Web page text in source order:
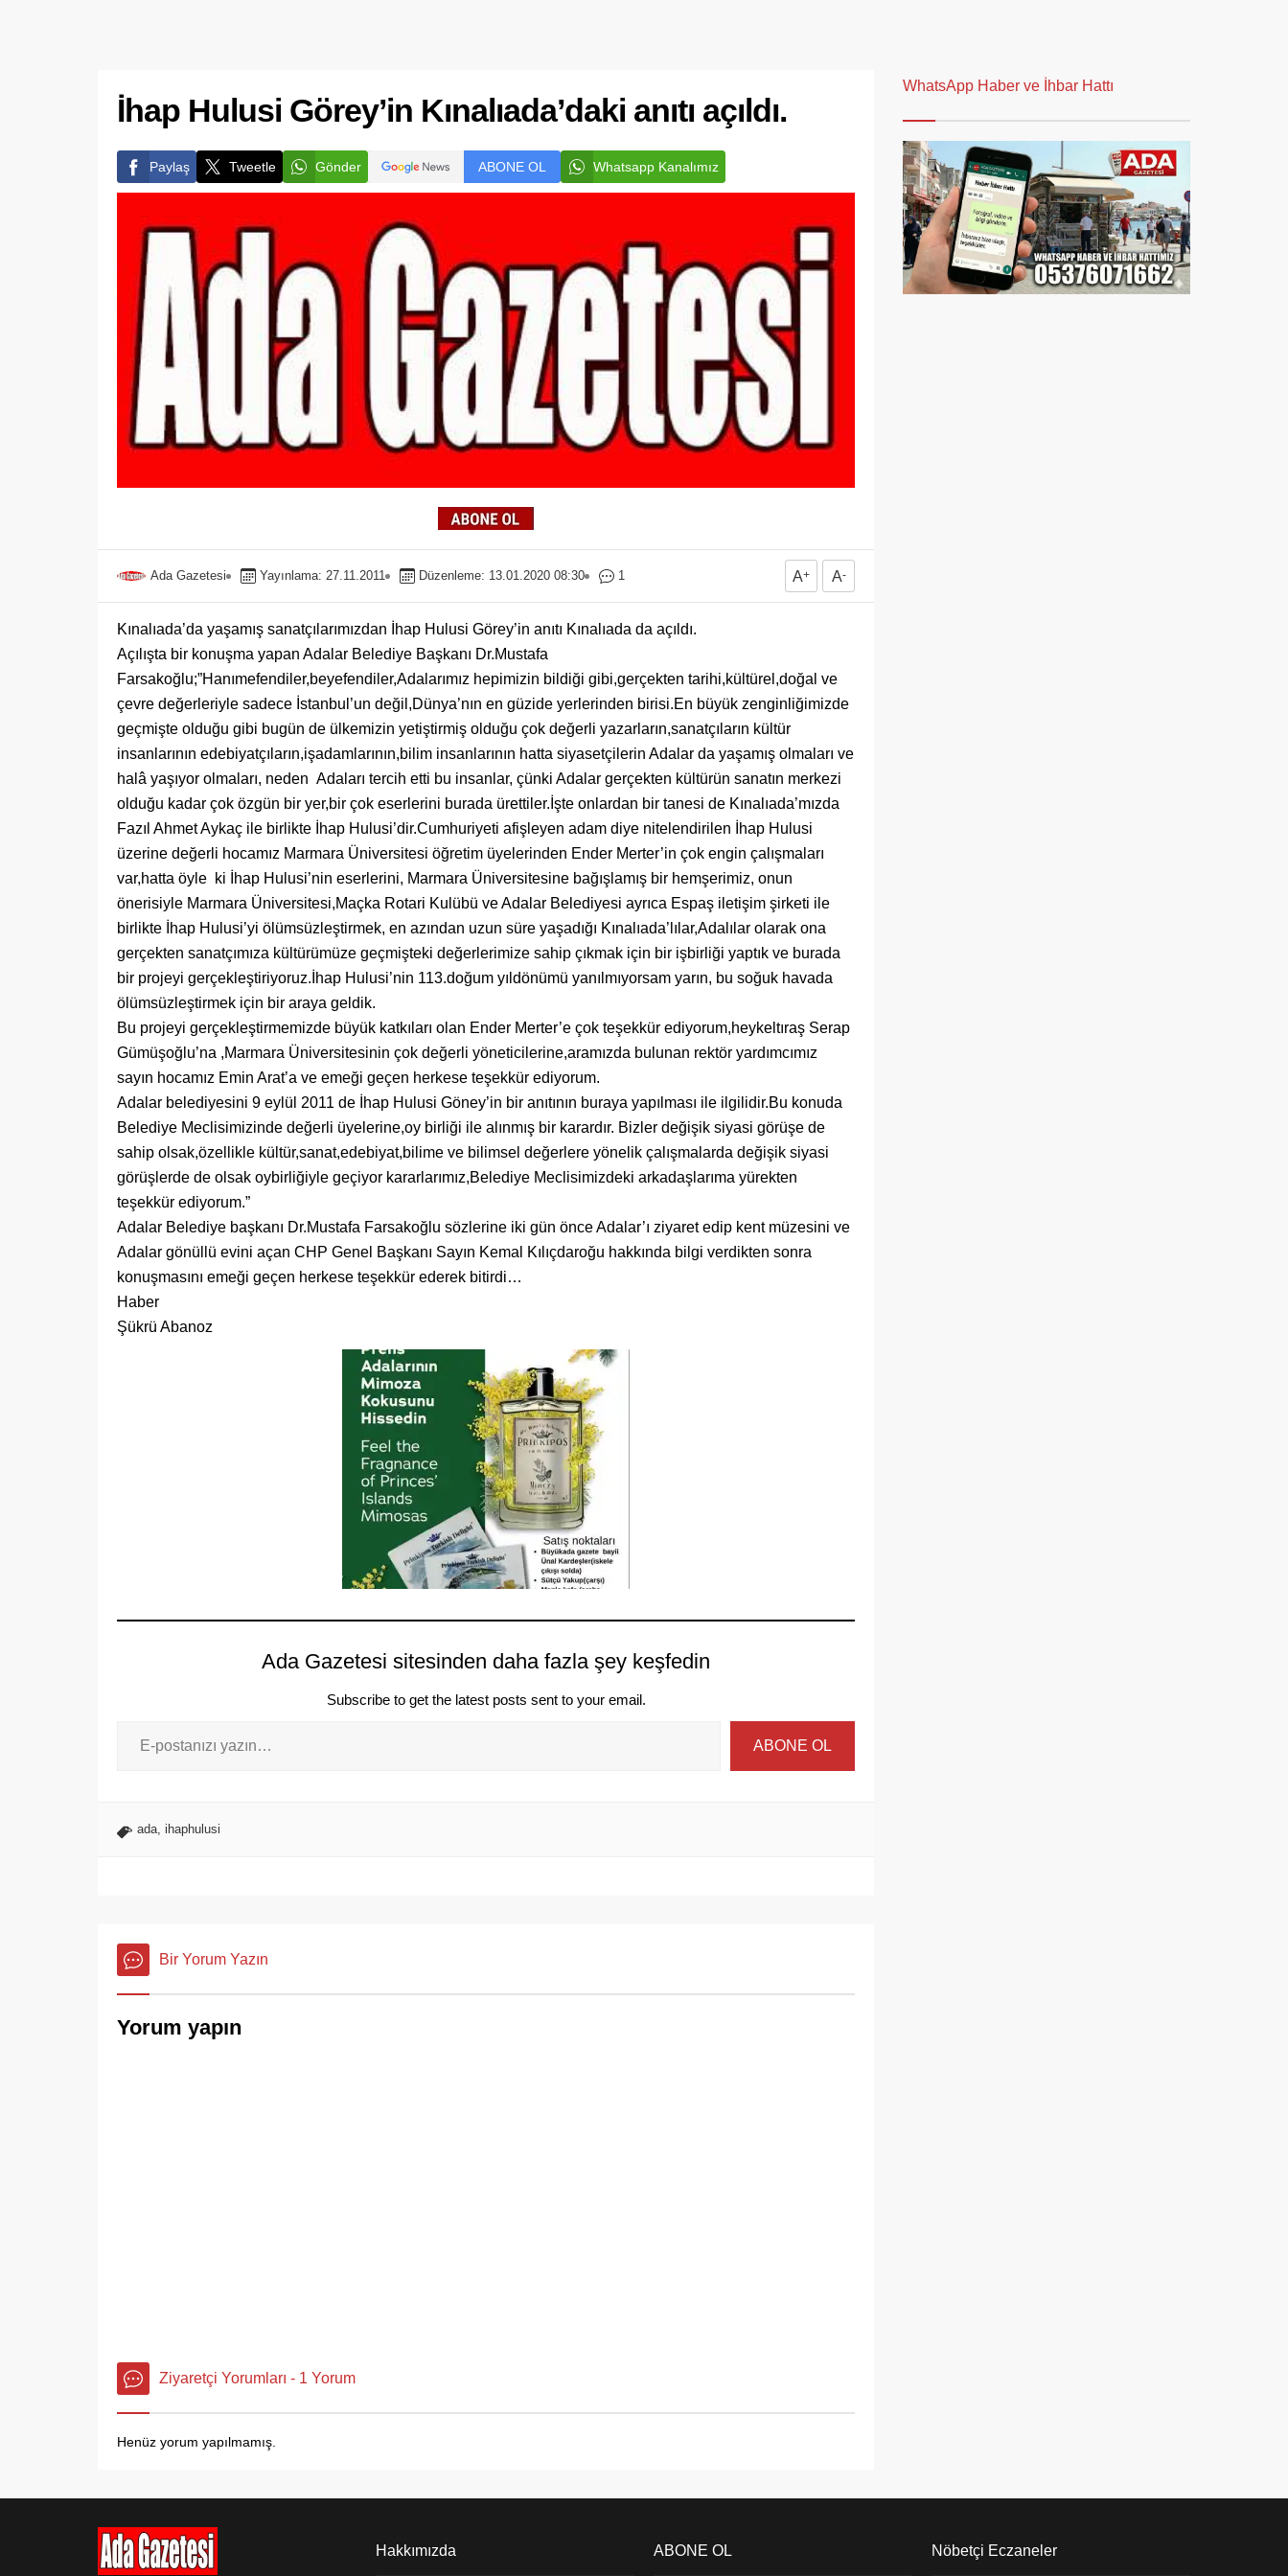
İhap Hulusi Görey’in Kınalıada’daki anıtı açıldı.
Paylaş Tweetle Gönder ABONE OL Whatsapp Kanalımız
Ada Gazetesi Yayınlama: 27.11.2011 Düzenleme: 13.01.2020 08:30 1 A+ A-
Kınalıada’da yaşamış sanatçılarımızdan İhap Hulusi Görey’in anıtı Kınalıada da açıldı.
Açılışta bir konuşma yapan Adalar Belediye Başkanı Dr.Mustafa
Farsakoğlu;”Hanımefendiler,beyefendiler,Adalarımız hepimizin bildiği gibi,gerçekten tarihi,kültürel,doğal ve
çevre değerleriyle sadece İstanbul’un değil,Dünya’nın en güzide yerlerinden birisi.En büyük zenginliğimizde
geçmişte olduğu gibi bugün de ülkemizin yetiştirmiş olduğu çok değerli yazarların,sanatçıların kültür
insanlarının edebiyatçıların,işadamlarının,bilim insanlarının hatta siyasetçilerin Adalar da yaşamış olmaları ve
halâ yaşıyor olmaları, neden Adaları tercih etti bu insanlar, çünki Adalar gerçekten kültürün sanatın merkezi
olduğu kadar çok özgün bir yer,bir çok eserlerini burada ürettiler.İşte onlardan bir tanesi de Kınalıada’mızda
Fazıl Ahmet Aykaç ile birlikte İhap Hulusi’dir.Cumhuriyeti afişleyen adam diye nitelendirilen İhap Hulusi
üzerine değerli hocamız Marmara Üniversitesi öğretim üyelerinden Ender Merter’in çok engin çalışmaları
var,hatta öyle ki İhap Hulusi’nin eserlerini, Marmara Üniversitesine bağışlamış bir hemşerimiz, onun
önerisiyle Marmara Üniversitesi,Maçka Rotari Kulübü ve Adalar Belediyesi ayrıca Espaş iletişim şirketi ile
birlikte İhap Hulusi’yi ölümsüzleştirmek, en azından uzun süre yaşadığı Kınalıada’lılar,Adalılar olarak ona
gerçekten sanatçımıza kültürümüze geçmişteki değerlerimize sahip çıkmak için bir işbirliği yaptık ve burada
bir projeyi gerçekleştiriyoruz.İhap Hulusi’nin 113.doğum yıldönümü yanılmıyorsam yarın, bu soğuk havada
ölümsüzleştirmek için bir araya geldik.
Bu projeyi gerçekleştirmemizde büyük katkıları olan Ender Merter’e çok teşekkür ediyorum,heykeltıraş Serap
Gümüşoğlu’na ,Marmara Üniversitesinin çok değerli yöneticilerine,aramızda bulunan rektör yardımcımız
sayın hocamız Emin Arat’a ve emeği geçen herkese teşekkür ediyorum.
Adalar belediyesini 9 eylül 2011 de İhap Hulusi Göney’in bir anıtının buraya yapılması ile ilgilidir.Bu konuda
Belediye Meclisimizinde değerli üyelerine,oy birliği ile alınmış bir karardır. Bizler değişik siyasi görüşe de
sahip olsak,özellikle kültür,sanat,edebiyat,bilime ve bilimsel değerlere yönelik çalışmalarda değişik siyasi
görüşlerde de olsak oybirliğiyle geçiyor kararlarımız,Belediye Meclisimizdeki arkadaşlarıma yürekten
teşekkür ediyorum.”
Adalar Belediye başkanı Dr.Mustafa Farsakoğlu sözlerine iki gün önce Adalar’ı ziyaret edip kent müzesini ve
Adalar gönüllü evini açan CHP Genel Başkanı Sayın Kemal Kılıçdaroğu hakkında bilgi verdikten sonra
konuşmasını emeği geçen herkese teşekkür ederek bitirdi…
Haber
Şükrü Abanoz
Ada Gazetesi sitesinden daha fazla şey keşfedin
Subscribe to get the latest posts sent to your email.
ABONE OL
ada, ihaphulusi
Bir Yorum Yazın
Yorum yapın
Ziyaretçi Yorumları - 1 Yorum
Henüz yorum yapılmamış.
WhatsApp Haber ve İhbar Hattı
Hakkımızda ABONE OL Nöbetçi Eczaneler